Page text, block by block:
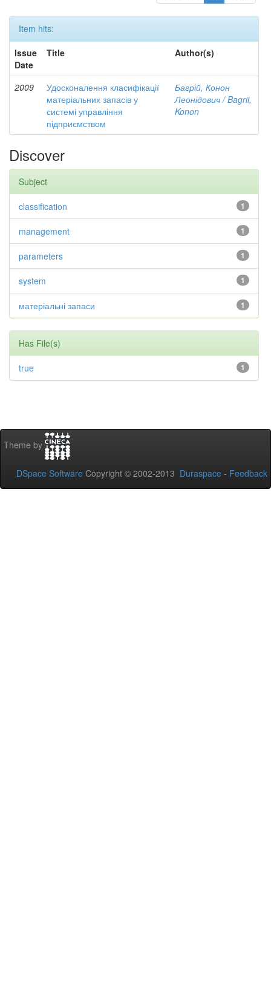
Item hits:
Issue
Date
Title Author(s)
2009
Удосконалення класифікації
матеріальних запасів у
системі управління
підприємством
Багрій, Конон
Леонідович / Bagrii,
Konon
Discover
Subject
1
classification
1
management
1
parameters
1
system
1
матеріальні запаси
Has File(s)
1
true
Theme by
DSpace Software Copyright © 2002-2013 Duraspace - Feedback